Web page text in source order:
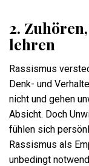
2.
lehren
Rassismus
Denk- und
nicht und gehen
Absicht. Doch
fühlen sich
Rassismus als
unbedingt